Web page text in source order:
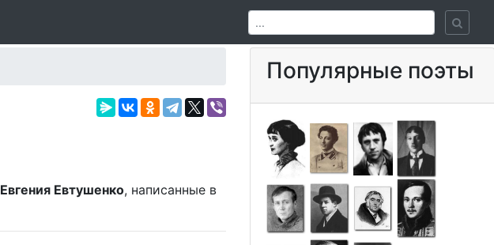
Евгения Евтушенко, написанные в
Популярные поэты